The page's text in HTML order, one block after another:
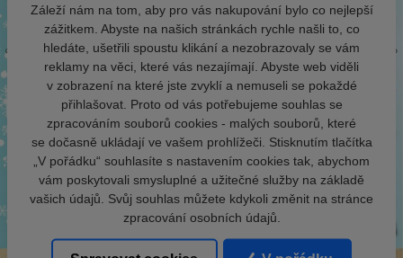
Záleží nám na tom, aby pro vás nakupování bylo co nejlepší
zážitkem. Abyste na našich stránkách rychle našli to, co
hledáte, ušetřili spoustu klikání a nezobrazovaly se vám
reklamy na věci, které vás nezajímají. Abyste web viděli
v zobrazení na které jste zvyklí a nemuseli se pokaždé
přihlašovat. Proto od vás potřebujeme souhlas se
zpracováním souborů cookies - malých souborů, které
se dočasně ukládají ve vašem prohlížeči. Stisknutím tlačítka
„V pořádku“ souhlasíte s nastavením cookies tak, abychom
vám poskytovali smysluplné a užitečné služby na základě
vašich údajů. Svůj souhlas můžete kdykoli změnit na stránce
zpracování osobních údajů.